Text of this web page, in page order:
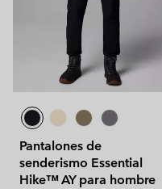
Pantalones de
senderismo Essential
Hike™ AY para hombre